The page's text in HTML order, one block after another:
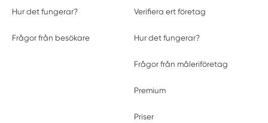
Hur det fungerar?
Frågor från besökare
Verifiera ert företag
Hur det fungerar?
Frågor från måleriföretag
Premium
Priser